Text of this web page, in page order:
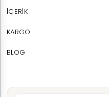
İÇERİK
KARGO
BLOG